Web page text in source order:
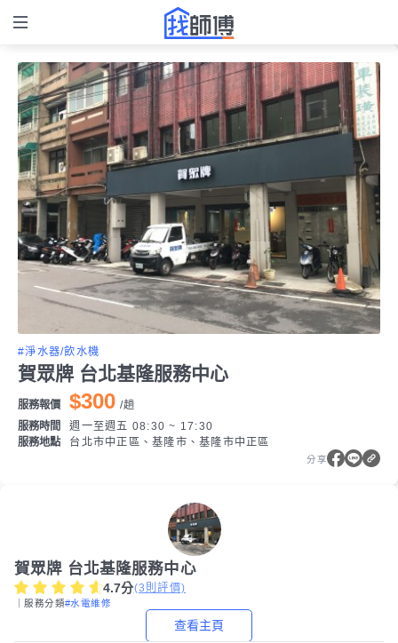
#淨水器/飲水機
賀眾牌 台北基隆服務中心
服務報價 $300 /趟
服務時間
週一至週五 08:30 ~ 17:30
服務地點
台北市中正區、基隆市、基隆市中正區
分享
賀眾牌 台北基隆服務中心
4.7分(3 則評價)
｜服務分類#水電維修
查看主頁